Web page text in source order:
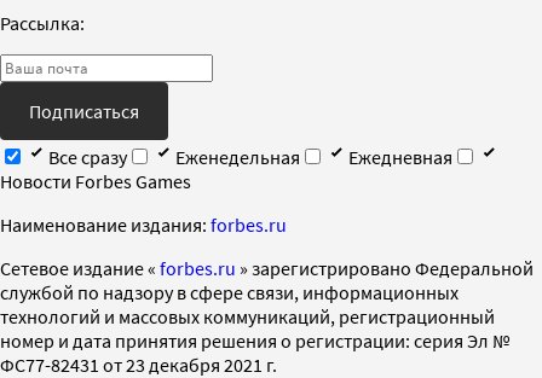
Рассылка:
Подписаться
Все сразу
Еженедельная
Ежедневная
Новости Forbes Games
Наименование издания: forbes.ru
Cетевое издание « forbes.ru » зарегистрировано Федеральной
службой по надзору в сфере связи, информационных
технологий и массовых коммуникаций, регистрационный
номер и дата принятия решения о регистрации: серия Эл №
ФС77-82431 от 23 декабря 2021 г.